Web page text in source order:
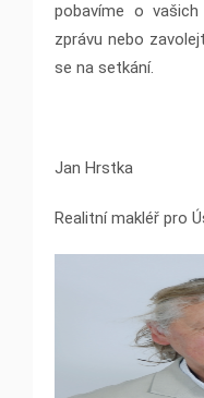
pobavíme o
zprávu nebo
se na setkání.
Jan Hrstka
Realitní makléř pro